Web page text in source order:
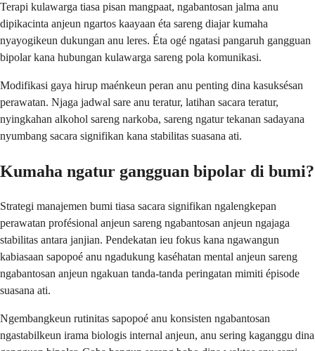
Terapi kulawarga tiasa pisan mangpaat, ngabantosan jalma anu
dipikacinta anjeun ngartos kaayaan éta sareng diajar kumaha
nyayogikeun dukungan anu leres. Éta ogé ngatasi pangaruh gangguan
bipolar kana hubungan kulawarga sareng pola komunikasi.
Modifikasi gaya hirup maénkeun peran anu penting dina kasuksésan
perawatan. Njaga jadwal sare anu teratur, latihan sacara teratur,
nyingkahan alkohol sareng narkoba, sareng ngatur tekanan sadayana
nyumbang sacara signifikan kana stabilitas suasana ati.
Kumaha ngatur gangguan bipolar di bumi?
Strategi manajemen bumi tiasa sacara signifikan ngalengkepan
perawatan profésional anjeun sareng ngabantosan anjeun ngajaga
stabilitas antara janjian. Pendekatan ieu fokus kana ngawangun
kabiasaan sapopoé anu ngadukung kaséhatan mental anjeun sareng
ngabantosan anjeun ngakuan tanda-tanda peringatan mimiti épisode
suasana ati.
Ngembangkeun rutinitas sapopoé anu konsisten ngabantosan
ngastabilkeun irama biologis internal anjeun, anu sering kaganggu dina